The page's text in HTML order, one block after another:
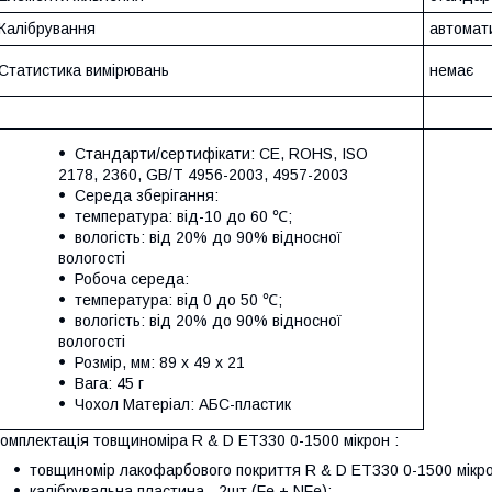
вимірювань немає
Стандарти/сертифікати: CE, ROHS, ISO
2178, 2360, GB/T 4956-2003, 4957-2003
Середа зберігання:
температура: від-10 до 60 ℃;
вологість: від 20% до 90% відносної
вологості
Робоча середа:
температура: від 0 до 50 ℃;
вологість: від 20% до 90% відносної
вологості
Розмір, мм: 89 х 49 х 21
Вага: 45 г
Чохол Матеріал: АБС-пластик
товщиноміра R & D ET330 0-1500 мікрон :
товщиномір лакофарбового покриття R & D ET330 0-1500